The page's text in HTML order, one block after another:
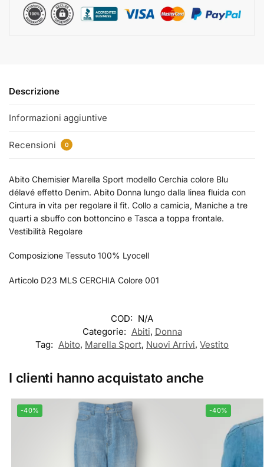
Descrizione
Informazioni aggiuntive
Recensioni 0
Abito Chemisier Marella Sport modello Cerchia colore Blu
délavé effetto Denim. Abito Donna lungo dalla linea fluida con
Cintura in vita per regolare il fit. Collo a camicia, Maniche a tre
quarti a sbuffo con bottoncino e Tasca a toppa frontale.
Vestibilità Regolare
Composizione Tessuto 100% Lyocell
Articolo D23 MLS CERCHIA Colore 001
COD: N/A
Categorie: Abiti, Donna
Tag: Abito, Marella Sport, Nuovi Arrivi, Vestito
I clienti hanno acquistato anche
-40% -40%